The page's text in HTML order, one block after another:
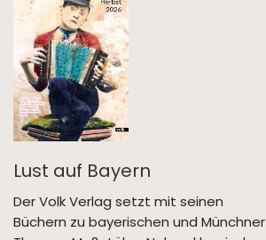
Lust auf Bayern
Der Volk Verlag setzt mit seinen
Büchern zu bayerischen und Münchner